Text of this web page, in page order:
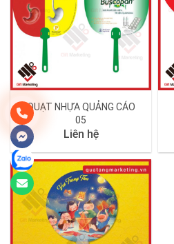
QUẠT NHỰA QUẢNG CÁO
05
Liên hệ